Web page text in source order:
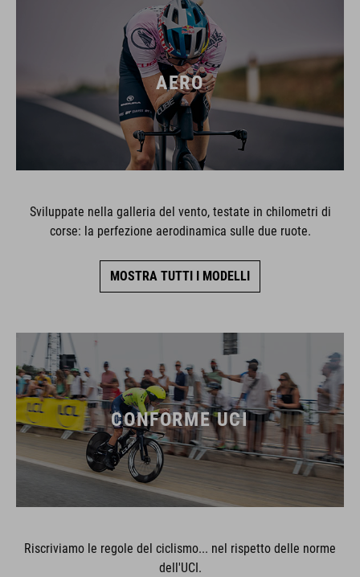
AERO
Sviluppate nella galleria del vento, testate in chilometri di
corse: la perfezione aerodinamica sulle due ruote.
MOSTRA TUTTI I MODELLI
CONFORME UCI
Riscriviamo le regole del ciclismo... nel rispetto delle norme
dell'UCI.